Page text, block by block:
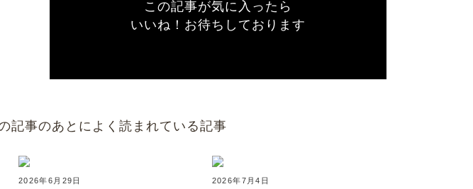
この記事が気に入ったら
いいね！お待ちしております
記事のあとによく読まれている記事
2026年6月29日 2026年7月4日